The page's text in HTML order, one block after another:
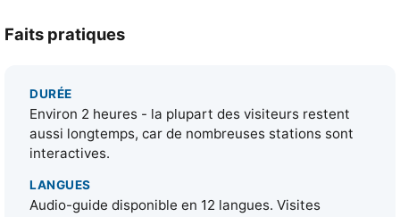
Faits pratiques
DURÉE
Environ 2 heures - la plupart des visiteurs restent
aussi longtemps, car de nombreuses stations sont
interactives.
LANGUES
Audio-guide disponible en 12 langues. Visites